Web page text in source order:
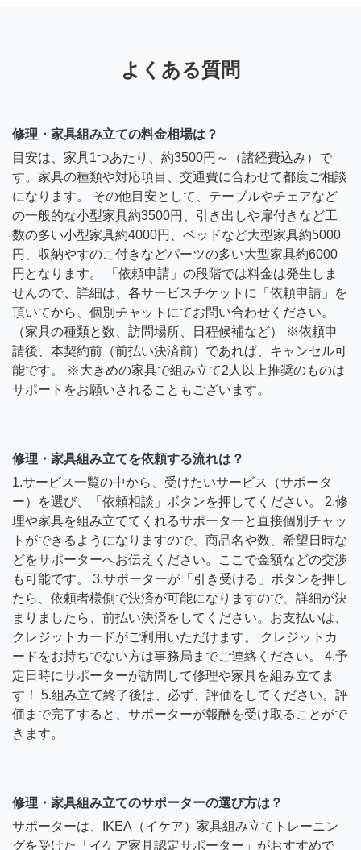
よくある質問
修理・家具組み立ての料金相場は？
目安は、家具1つあたり、約3500円～（諸経費込み）で
す。家具の種類や対応項目、交通費に合わせて都度ご相談
になります。 その他目安として、テーブルやチェアなど
の一般的な小型家具約3500円、引き出しや扉付きなど工
数の多い小型家具約4000円、ベッドなど大型家具約5000
円、収納やすのこ付きなどパーツの多い大型家具約6000
円となります。 「依頼申請」の段階では料金は発生しま
せんので、詳細は、各サービスチケットに「依頼申請」を
頂いてから、個別チャットにてお問い合わせください。
（家具の種類と数、訪問場所、日程候補など） ※依頼申
請後、本契約前（前払い決済前）であれば、キャンセル可
能です。 ※大きめの家具で組み立て2人以上推奨のものは
サポートをお願いされることもございます。
修理・家具組み立てを依頼する流れは？
1.サービス一覧の中から、受けたいサービス（サポータ
ー）を選び、「依頼相談」ボタンを押してください。 2.修
理や家具を組み立ててくれるサポーターと直接個別チャッ
トができるようになりますので、商品名や数、希望日時な
どをサポーターへお伝えください。ここで金額などの交渉
も可能です。 3.サポーターが「引き受ける」ボタンを押し
たら、依頼者様側で決済が可能になりますので、詳細が決
まりましたら、前払い決済をしてください。お支払いは、
クレジットカードがご利用いただけます。 クレジットカ
ードをお持ちでない方は事務局までご連絡ください。 4.予
定日時にサポーターが訪問して修理や家具を組み立てま
す！ 5.組み立て終了後は、必ず、評価をしてください。評
価まで完了すると、サポーターが報酬を受け取ることがで
きます。
修理・家具組み立てのサポーターの選び方は？
サポーターは、IKEA（イケア）家具組み立てトレーニン
グを受けた「イケア家具認定サポーター」がおすすめで